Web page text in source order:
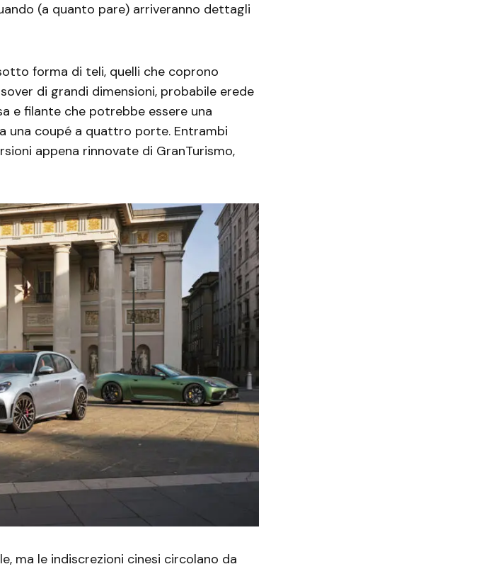
(a quanto pare) arriveranno dettagli
forma di teli, quelli che coprono
di grandi dimensioni, probabile erede
e filante che potrebbe essere una
una coupé a quattro porte. Entrambi
appena rinnovate di GranTurismo,
ma le indiscrezioni cinesi circolano da